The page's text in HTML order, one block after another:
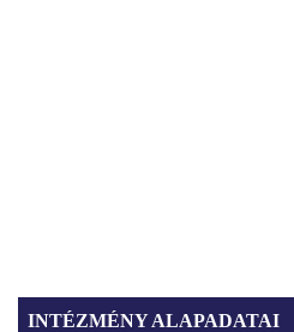
INTÉZMÉNY ALAPADATAI